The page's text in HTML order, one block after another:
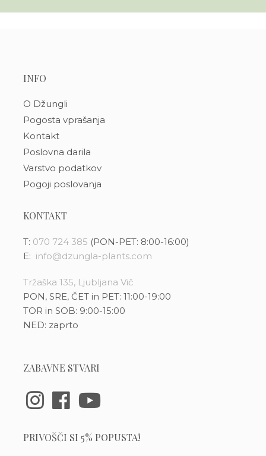
INFO
O Džungli
Pogosta vprašanja
Kontakt
Poslovna darila
Varstvo podatkov
Pogoji poslovanja
KONTAKT
T: 070 724 385 (PON-PET: 8:00-16:00)
E: info@dzungla-plants.com
Tržaška 135, Ljubljana Vič
PON, SRE, ČET in PET: 11:00-19:00
TOR in SOB: 9:00-15:00
NED: zaprto
ZABAVNE STVARI
PRIVOŠČI SI 5% POPUSTA!